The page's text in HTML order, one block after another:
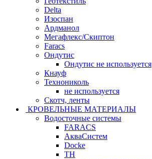
Delta
Изоспан
Ардманол
Мегафлекс/Скиптон
Faracs
Ондутис
Ондутис не используется
Кнауф
Технониколь
не используется
Скотч, ленты
КРОВЕЛЬНЫЕ МАТЕРИАЛЫ
Водосточные системы
FARACS
АкваСистем
Docke
ТН